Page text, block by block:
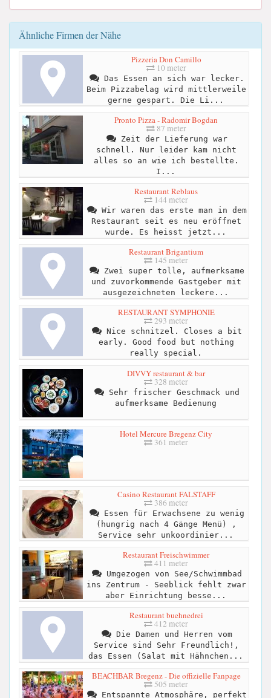
Ähnliche Firmen der Nähe
Pizzeria Don Camillo
10 meter
Das Essen an sich war lecker.
Beim Pizzabelag wird mittlerweile
gerne gespart. Die Li...
Pronto Pizza - Radomir Bogdan
87 meter
Zeit der Lieferung war
schnell. Nur leider kam nicht
alles so an wie ich bestellte.
I...
Restaurant Reblaus
144 meter
Wir waren das erste man in dem
Restaurant seit es neu eröffnet
wurde. Es heisst jetzt...
Restaurant Brigantium
145 meter
Zwei super tolle, aufmerksame
und zuvorkommende Gastgeber mit
ausgezeichneten leckere...
RESTAURANT SYMPHONIE
293 meter
Nice schnitzel. Closes a bit
early. Good food but nothing
really special.
DIVVY restaurant & bar
328 meter
Sehr frischer Geschmack und
aufmerksame Bedienung
Hotel Mercure Bregenz City
361 meter
Casino Restaurant FALSTAFF
386 meter
Essen für Erwachsene zu wenig
(hungrig nach 4 Gänge Menü) ,
Service sehr unkoordinier...
Restaurant Freischwimmer
411 meter
Umgezogen von See/Schwimmbad
ins Zentrum - Seeblick fehlt zwar
aber Einrichtung besse...
Restaurant buehnedrei
412 meter
Die Damen und Herren vom
Service sind Sehr Freundlich!,
das Essen (Salat mit Hähnchen...
BEACHBAR Bregenz - Die offizielle Fanpage
505 meter
Entspannte Atmosphäre, perfekt